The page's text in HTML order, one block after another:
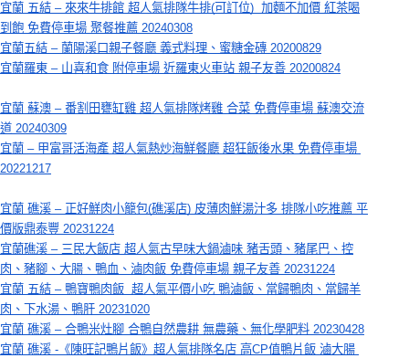
宜蘭 五結 – 來來牛排館 超人氣排隊牛排(可訂位)  加麵不加價 紅茶喝
到飽 免費停車場 聚餐推薦 20240308
宜蘭五結 – 蘭陽溪口親子餐廳 義式料理、蜜糖金磚 20200829
宜蘭羅東 – 山喜和食 附停車場 近羅東火車站 親子友善 20200824
宜蘭 蘇澳 – 番割田甕缸雞 超人氣排隊烤雞 合菜 免費停車場 蘇澳交流
道 20240309
宜蘭 – 甲富哥活海產 超人氣熱炒海鮮餐廳 超狂飯後水果 免費停車場
20221217
宜蘭 礁溪 – 正好鮮肉小籠包(礁溪店) 皮薄肉鮮湯汁多 排隊小吃推薦 平
價版鼎泰豐 20231224
宜蘭礁溪 – 三民大飯店 超人氣古早味大鍋滷味 豬舌頭、豬尾巴、控
肉、豬腳、大腸、鴨血、滷肉飯 免費停車場 親子友善 20231224
宜蘭 五結 – 鴨寶鴨肉飯  超人氣平價小吃 鴨滷飯、當歸鴨肉、當歸羊
肉、下水湯、鴨肝 20231020
宜蘭 礁溪 – 合鴨米灶腳 合鴨自然農耕 無農藥、無化學肥料 20230428
宜蘭 礁溪 -《陳旺記鴨片飯》超人氣排隊名店 高CP值鴨片飯 滷大腸